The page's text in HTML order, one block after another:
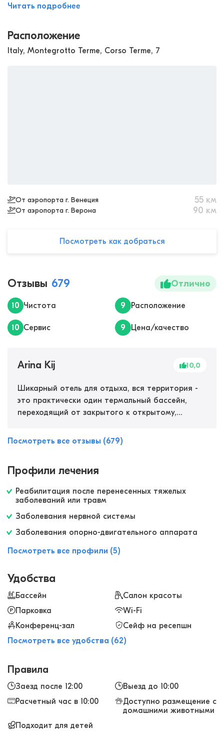
Читать подробнее
Расположение
Italy, Montegrotto Terme, Corso Terme, 7
От аэропорта г. Венеция 55 км
От аэропорта г. Верона 90 км
Посмотреть как добраться
Отзывы 679 Отлично
10 Чистота 9 Расположение
10 Сервис 9 Цена/качество
Arina Kij 10,0
Шикарный отель для отдыха, вся территория -
это практически один термальный бассейн,
переходящий от закрытого к открытому,
подлечить опорно-двигательный аппарат есть
комплексное оздоровление, термы в сочетании
понравился ручной массаж в термальной воде,
для релакса. Много спа-процедур, применяют
после нее просто супер, а еще массаж
горячими камнями - это очень приятная вещь!
Посмотреть все отзывы (679)
Профили лечения
Реабилитация после перенесенных тяжелых
заболеваний или травм
Заболевания нервной системы
Заболевания опорно-двигательного аппарата
Посмотреть все профили (5)
Удобства
Бассейн
Салон красоты
Парковка
Wi-Fi
Конференц-зал
Сейф на ресепшн
Посмотреть все удобства (62)
Правила
Заезд после 12:00
Выезд до 10:00
Расчетный час в 10:00
Доступно размещение с
домашними животными
Подходит для детей